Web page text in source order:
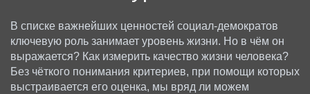
В списке важнейших ценностей социал-демократов
ключевую роль занимает уровень жизни. Но в чём он
выражается? Как измерить качество жизни человека?
Без чёткого понимания критериев, при помощи которых
выстраивается его оценка, мы вряд ли можем